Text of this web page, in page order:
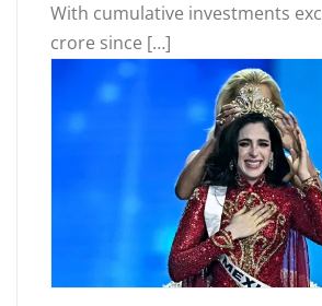
With cumulative investments
crore since […]